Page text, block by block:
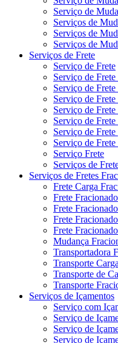
Serviço de
Serviços de
Serviços de
Serviços de
Serviços de Frete
Serviço de Frete
Serviço de
Serviço de
Serviço de
Serviço de
Serviço de
Serviço de
Serviço de
Serviço Frete
Serviços de
Serviços de Fretes
Frete Carga
Frete Fracionado
Frete
Frete
Frete
Mudança
Transportadora
Transporte
Transporte de
Transporte
Serviços de Içamentos
Serviço com
Serviço de
Serviço de
Serviço de